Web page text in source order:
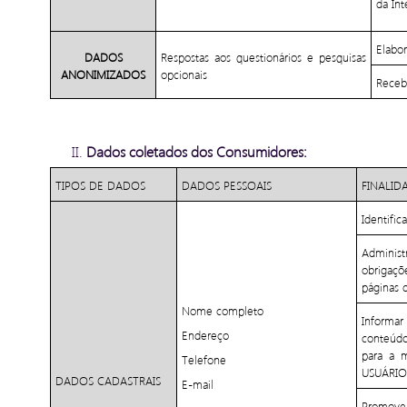
DADOS
ANONIMIZADOS
Respostas aos questionários e pesquisas
opcionais
Dados coletados dos Consumidores:
TIPOS DE DADOS DADOS PESSOAIS
DADOS CADASTRAIS
Nome completo
Endereço
Telefone
E-mail
páginas
para a
USUÁRIO